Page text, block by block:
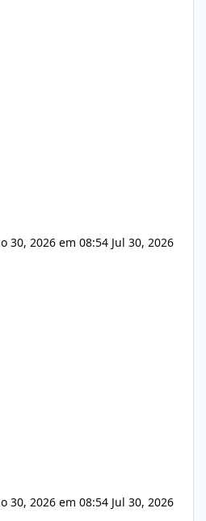
30, 2026 em 08:54 Jul 30, 2026
30, 2026 em 08:54 Jul 30, 2026